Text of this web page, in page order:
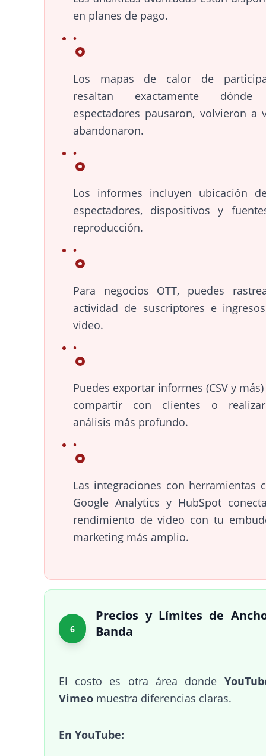
en planes de pago.
Los mapas de calor de
resaltan exactamente
espectadores pausaron, volvieron a
abandonaron.
Los informes incluyen ubicación
espectadores, dispositivos y
reproducción.
Para negocios OTT, puedes
actividad de suscriptores e
video.
Puedes exportar informes (CSV y
compartir con clientes o
análisis más profundo.
Las integraciones con herramientas
Google Analytics y HubSpot
rendimiento de video con tu
marketing más amplio.
6
Precios y Límites de
Banda
El costo es otra área donde
Vimeomuestra diferencias claras.
En YouTube: